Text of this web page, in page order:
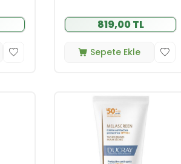
819,00 TL
Sepete Ekle